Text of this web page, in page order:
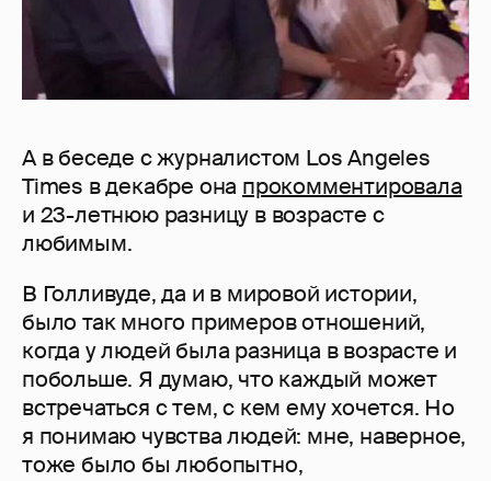
А в беседе с журналистом Los Angeles
Times в декабре она прокомментировала
и 23-летнюю разницу в возрасте с
любимым.
В Голливуде, да и в мировой истории,
было так много примеров отношений,
когда у людей была разница в возрасте и
побольше. Я думаю, что каждый может
встречаться с тем, с кем ему хочется. Но
я понимаю чувства людей: мне, наверное,
тоже было бы любопытно,